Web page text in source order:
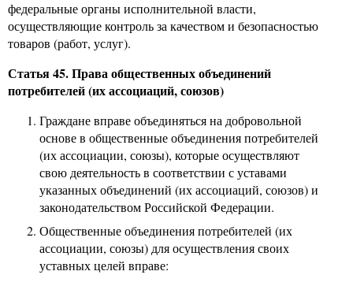
федеральные органы исполнительной власти,
осуществляющие контроль за качеством и безопасностью
товаров (работ, услуг).
Статья 45. Права общественных объединений
потребителей (их ассоциаций, союзов)
Граждане вправе объединяться на добровольной
основе в общественные объединения потребителей
(их ассоциации, союзы), которые осуществляют
свою деятельность в соответствии с уставами
указанных объединений (их ассоциаций, союзов) и
законодательством Российской Федерации.
Общественные объединения потребителей (их
ассоциации, союзы) для осуществления своих
уставных целей вправе: